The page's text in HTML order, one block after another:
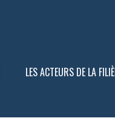
LES ACTEURS DE LA